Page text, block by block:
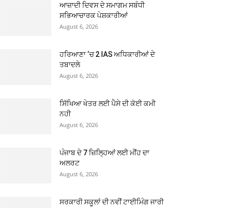
ਆਜ਼ਾਦੀ ਦਿਵਸ ਦੇ ਸਮਾਗਮ ਸਬੰਧੀ
ਸਭਿਆਚਾਰਕ ਪੇਸ਼ਕਾਰੀਆਂ
August 6, 2026
ਹਰਿਆਣਾ ‘ਚ 2 IAS ਅਧਿਕਾਰੀਆਂ ਦੇ
ਤਬਾਦਲੇ
August 6, 2026
ਸਿੱਖਿਆ ਖੇਤਰ ਲਈ ਪੈਸੇ ਦੀ ਕੋਈ ਕਮੀ
ਨਹੀ
August 6, 2026
ਪੰਜਾਬ ਦੇ 7 ਜ਼ਿਲ੍ਹਿਆਂ ਲਈ ਮੀਂਹ ਦਾ
ਅਲਰਟ
August 6, 2026
ਸਰਕਾਰੀ ਸਕੂਲਾਂ ਦੀ ਨਵੀਂ ਟਾਈਮਿੰਗ ਜਾਰੀ